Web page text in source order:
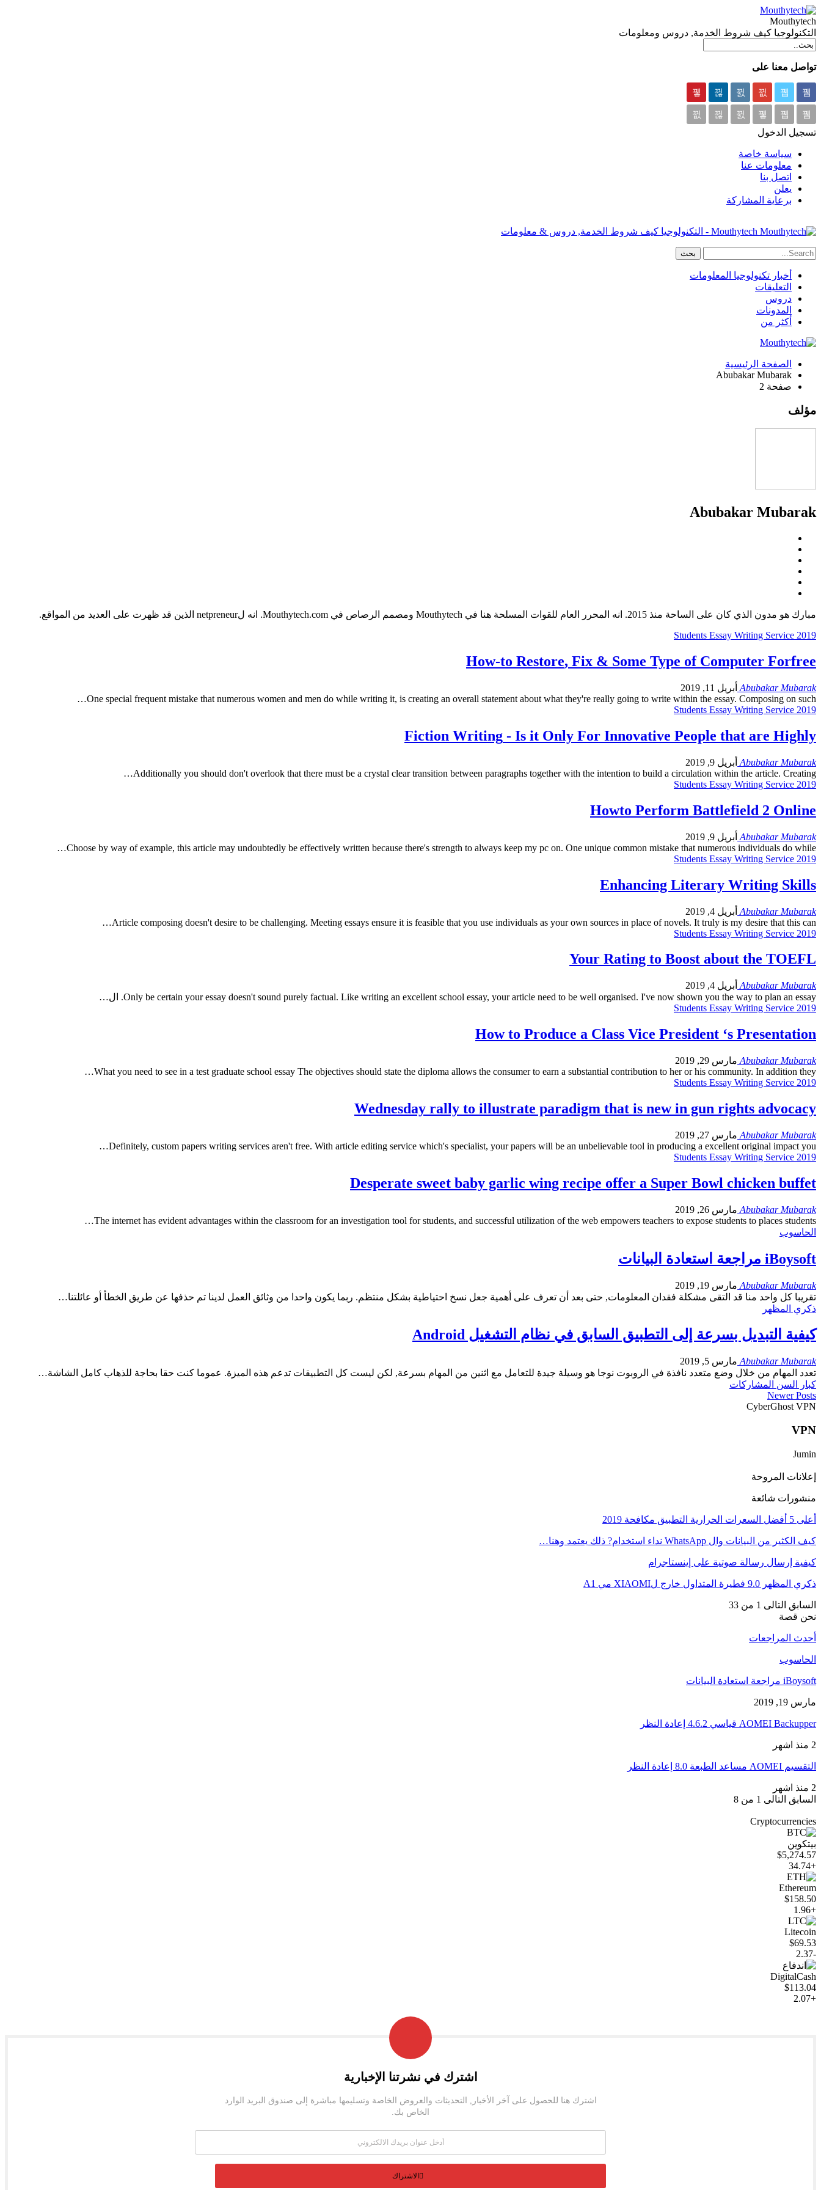
Mouthytech
التكنولوجيا كيف شروط الخدمة, دروس ومعلومات
تواصل معنا على
تسجيل الدخول
سياسة خاصة
معلومات عنا
اتصل بنا
يعلن
برعاية المشاركة
Mouthytech - التكنولوجيا كيف شروط الخدمة, دروس & معلومات
أخبار تكنولوجيا المعلومات
التعليقات
دروس
المدونات
أكثر من
الصفحة الرئيسية
Abubakar Mubarak
صفحة 2
مؤلف
Abubakar Mubarak
مبارك هو مدون الذي كان على الساحة منذ 2015. انه المحرر العام للقوات المسلحة هنا في Mouthytech ومصمم الرصاص في Mouthytech.com. انه لnetpreneur الذين قد ظهرت على العديد من المواقع.
Students Essay Writing Service 2019
How-to Restore, Fix & Some Type of Computer Forfree
Abubakar Mubarak أبريل 11, 2019
One special frequent mistake that numerous women and men do while writing it, is creating an overall statement about what they're really going to write within the essay. Composing on such
…
Students Essay Writing Service 2019
Fiction Writing - Is it Only For Innovative People that are Highly
Abubakar Mubarak أبريل 9, 2019
Additionally you should don't overlook that there must be a crystal clear transition between paragraphs together with the intention to build a circulation within the article. Creating
…
Students Essay Writing Service 2019
Howto Perform Battlefield 2 Online
Abubakar Mubarak أبريل 9, 2019
Choose by way of example, this article may undoubtedly be effectively written because there's strength to always keep my pc on. One unique common mistake that numerous individuals do while
…
Students Essay Writing Service 2019
Enhancing Literary Writing Skills
Abubakar Mubarak أبريل 4, 2019
Article composing doesn't desire to be challenging. Meeting essays ensure it is feasible that you use individuals as your own sources in place of novels. It truly is my desire that this can
…
Students Essay Writing Service 2019
Your Rating to Boost about the TOEFL
Abubakar Mubarak أبريل 4, 2019
Only be certain your essay doesn't sound purely factual. Like writing an excellent school essay, your article need to be well organised. I've now shown you the way to plan an essay
. ال…
Students Essay Writing Service 2019
How to Produce a Class Vice President ‘s Presentation
Abubakar Mubarak مارس 29, 2019
What you need to see in a test graduate school essay The objectives should state the diploma allows the consumer to earn a substantial contribution to her or his community. In addition they
…
Students Essay Writing Service 2019
Wednesday rally to illustrate paradigm that is new in gun rights advocacy
Abubakar Mubarak مارس 27, 2019
Definitely, custom papers writing services aren't free. With article editing service which's specialist, your papers will be an unbelievable tool in producing a excellent original impact you
…
Students Essay Writing Service 2019
Desperate sweet baby garlic wing recipe offer a Super Bowl chicken buffet
Abubakar Mubarak مارس 26, 2019
The internet has evident advantages within the classroom for an investigation tool for students, and successful utilization of the web empowers teachers to expose students to places students
…
الحاسوب
iBoysoft مراجعة استعادة البيانات
Abubakar Mubarak مارس 19, 2019
تقريبا كل واحد منا قد التقى مشكلة فقدان المعلومات, حتى بعد أن تعرف على أهمية جعل نسخ احتياطية بشكل منتظم. ربما يكون واحدا من وثائق العمل لدينا تم حذفها عن طريق الخطأ أو عائلتنا…
ذكري المظهر
كيفية التبديل بسرعة إلى التطبيق السابق في نظام التشغيل Android
Abubakar Mubarak مارس 5, 2019
تعدد المهام من خلال وضع متعدد نافذة في الروبوت نوجا هو وسيلة جيدة للتعامل مع اثنين من المهام بسرعة, لكن ليست كل التطبيقات تدعم هذه الميزة. عموما كنت حقا بحاجة للذهاب كامل الشاشة…
كبار السن المشاركات
Newer Posts
CyberGhost VPN
VPN
Jumin
إعلانات المروحة
منشورات شائعة
أعلى 5 أفضل السعرات الحرارية التطبيق مكافحة 2019
كيف الكثير من البيانات وال WhatsApp نداء استخدام? ذلك يعتمد وهنا…
كيفية إرسال رسالة صوتية على إينستاجرام
ذكري المظهر 9.0 فطيرة المتداول خارج لXIAOMI مي A1
السابق التالى 1 من 33
نحن قصة
أحدث المراجعات
الحاسوب
iBoysoft مراجعة استعادة البيانات
مارس 19, 2019
AOMEI Backupper قياسي 4.6.2 إعادة النظر
2 منذ اشهر
التقسيم AOMEI مساعد الطبعة 8.0 إعادة النظر
2 منذ اشهر
السابق التالى 1 من 8
Cryptocurrencies
بيتكوين
$5,274.57
+34.74
Ethereum
$158.50
+1.96
Litecoin
$69.53
-2.37
DigitalCash
$113.04
+2.07
اشترك في نشرتنا الإخبارية
اشترك هنا للحصول على آخر الأخبار, التحديثات والعروض الخاصة وتسليمها مباشرة إلى صندوق البريد الوارد
الخاص بك.
الاشتراك